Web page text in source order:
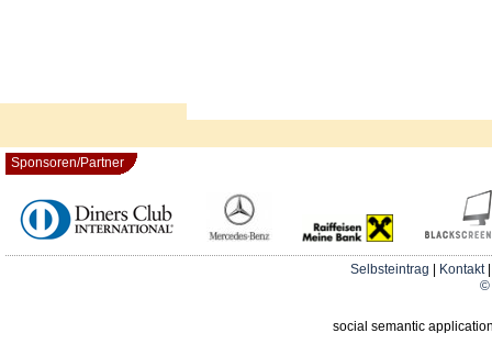
Sponsoren/Partner
Selbsteintrag Kontakt
©
social semantic